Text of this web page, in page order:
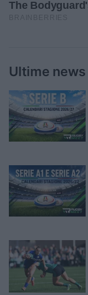
Ultime news